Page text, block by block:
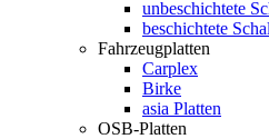
unbeschichtete
beschichtete
Fahrzeugplatten
Carplex
Birke
asia Platten
OSB-Platten